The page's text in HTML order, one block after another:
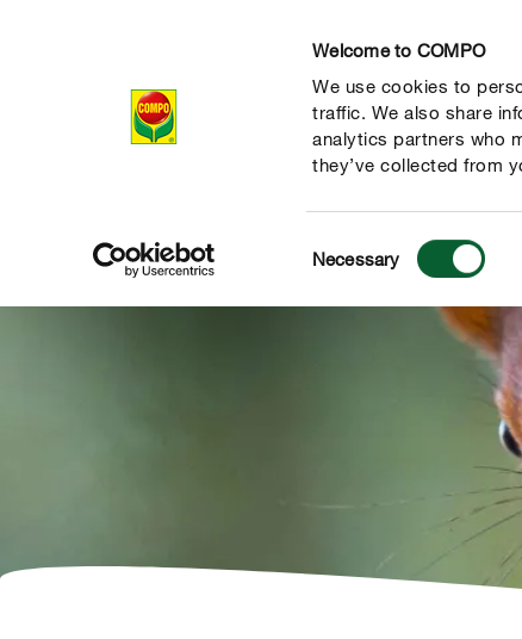
Welcome to COMPO
We use cookies to
traffic. We also share
analytics partners who
they’ve collected from
Selection
Necessary
Izdelki